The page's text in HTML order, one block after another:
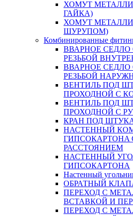
ХОМУТ
ГАЙКА)
ХОМУТ
ШУРУПОМ)
Комбинированные
ВВАРНОЕ
РЕЗЬБОЙ
ВВАРНОЕ
РЕЗЬБОЙ
ВЕНТИЛЬ ПОД
ПРОХОДНОЙ С
ВЕНТИЛЬ ПОД
ПРОХОДНОЙ С
КРАН ПОД
НАСТЕННЫЙ
ГИПСОКАРТОНA
РАССТОЯНИЕМ
НАСТЕННЫЙ
ГИПСОКАРТОНА
Настенный
ОБРАТНЫЙ
ПЕРЕХОД С
ВСТАВКОЙ И
ПЕРЕХОД С